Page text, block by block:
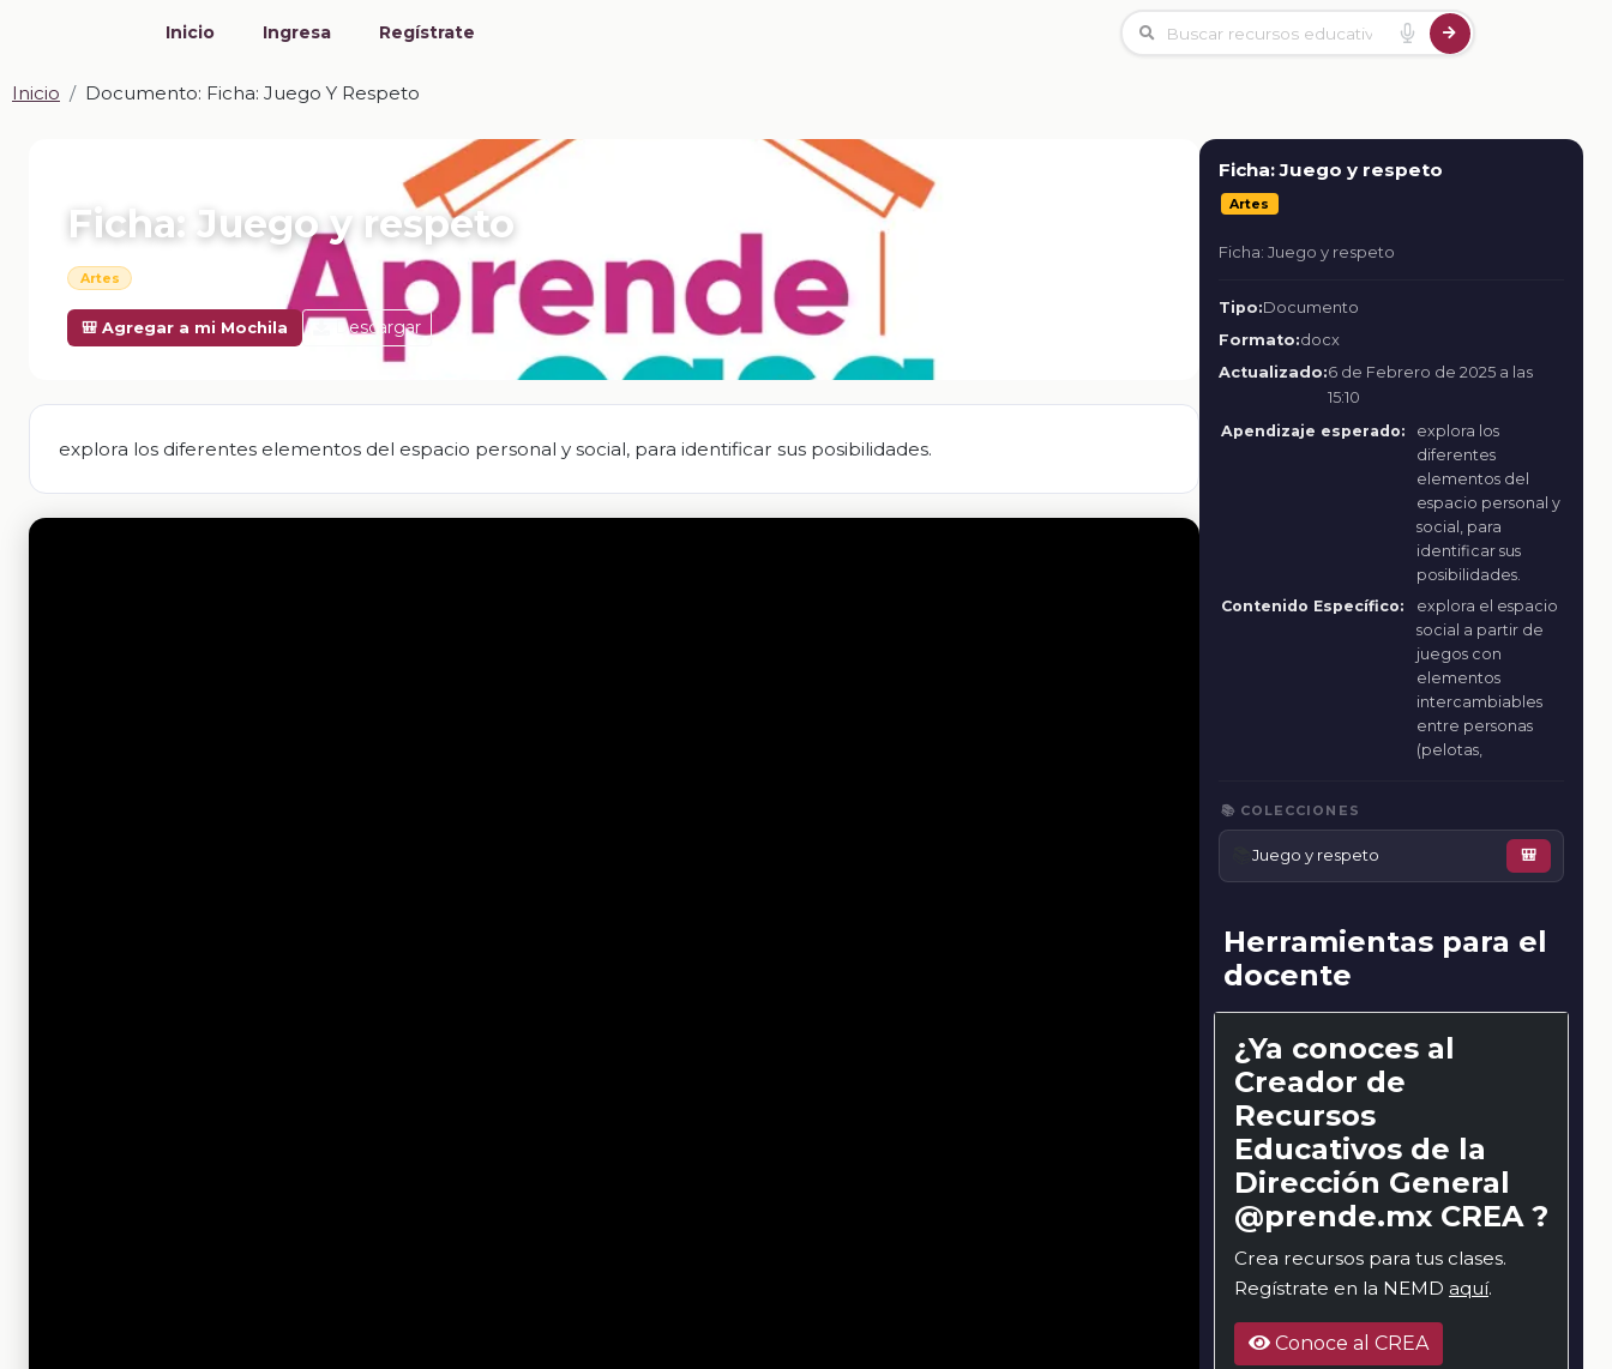
Inicio Ingresa Regístrate
Inicio Documento: Ficha: Juego Y Respeto
Ficha: Juego y respeto
Artes
🎒 Agregar a mi Mochila Descargar
explora los diferentes elementos del espacio personal y social, para identificar sus posibilidades.
Ficha: Juego y respeto
Artes
Ficha: Juego y respeto
Tipo:Documento
Formato:docx
Actualizado:6 de Febrero de 2025 a las
15:10
Apendizaje esperado:
explora los
diferentes
elementos del
espacio personal y
social, para
identificar sus
posibilidades.
Contenido Específico:
explora el espacio
social a partir de
juegos con
elementos
intercambiables
entre personas
(pelotas,
📚 COLECCIONES
📚Juego y respeto 🎒
Herramientas para el
docente
¿Ya conoces al
Creador de
Recursos
Educativos de la
Dirección General
@prende.mx CREA ?
Crea recursos para tus clases.
Regístrate en la NEMD aquí.
Conoce al CREA